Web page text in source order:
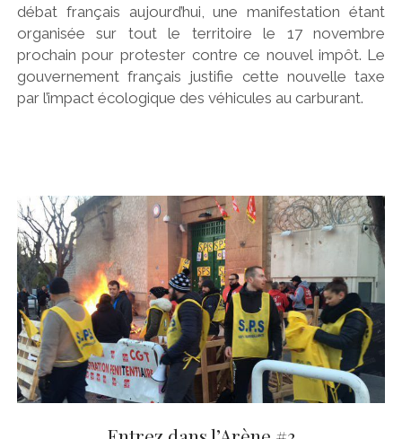
débat français aujourd’hui, une manifestation étant
organisée sur tout le territoire le 17 novembre
prochain pour protester contre ce nouvel impôt. Le
gouvernement français justifie cette nouvelle taxe
par l’impact écologique des véhicules au carburant.